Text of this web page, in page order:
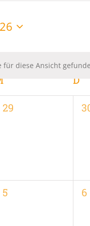
für diese Ansicht
D
0
29
0
0
5
0
6